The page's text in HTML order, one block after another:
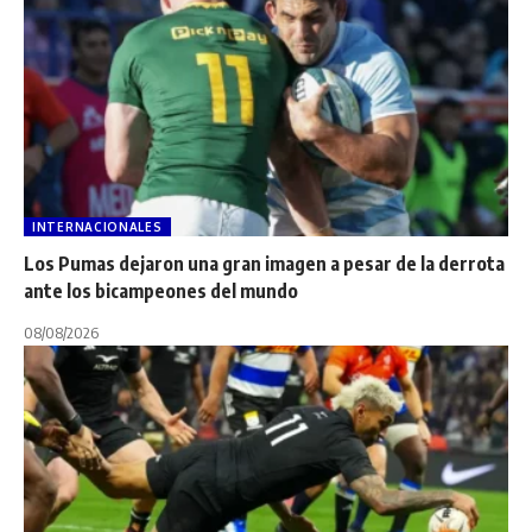
INTERNACIONALES
Los Pumas dejaron una gran imagen a pesar de la derrota
ante los bicampeones del mundo
08/08/2026